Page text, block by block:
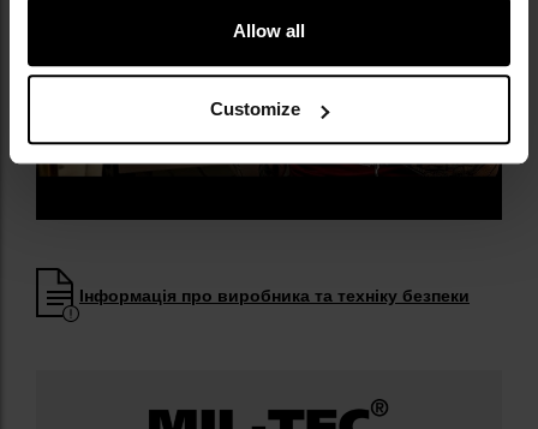
Allow all
Customize
Інформація про виробника та техніку безпеки